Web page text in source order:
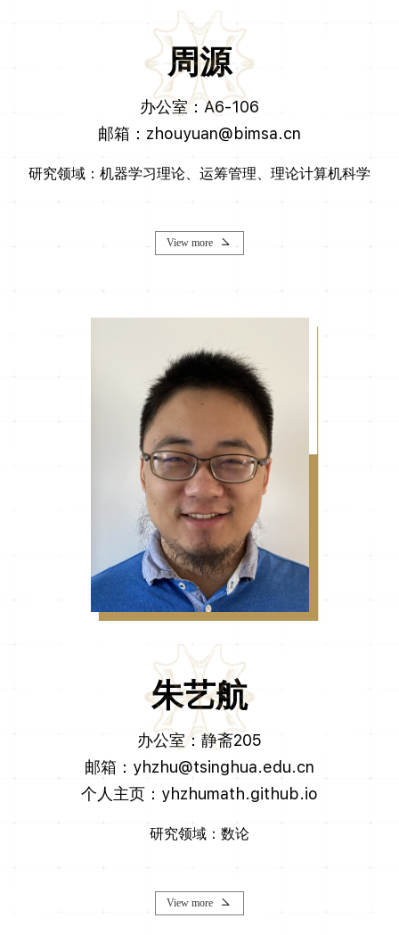
周源
办公室：A6-106
邮箱：zhouyuan@bimsa.cn
研究领域：机器学习理论、运筹管理、理论计算机科学
View more
朱艺航
办公室：静斋205
邮箱：yhzhu@tsinghua.edu.cn
个人主页：yhzhumath.github.io
研究领域：数论
View more